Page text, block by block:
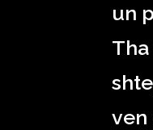
un
ven